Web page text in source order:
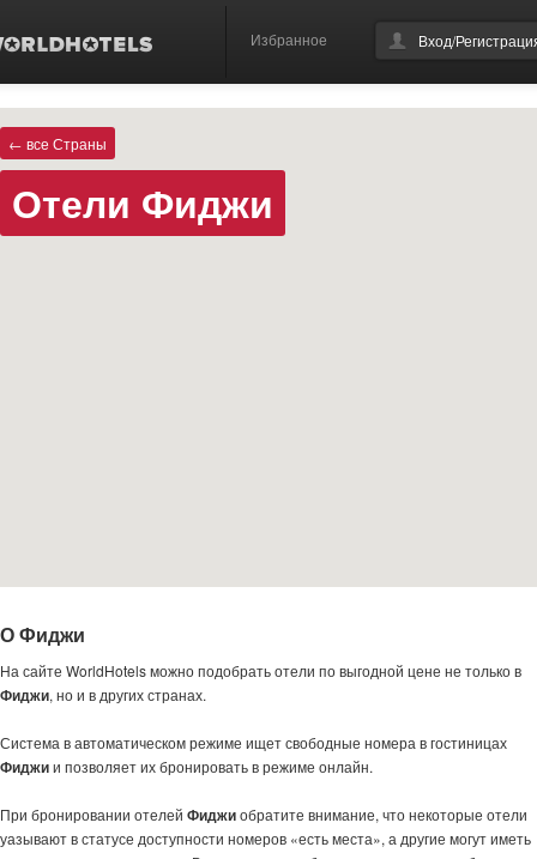
Избранное Вход/
← все Страны
Отели Фиджи
О Фиджи
На сайте WorldHotels можно подобрать отели по выгодной цене не только в
Фиджи, но и в других странах.
Система в автоматическом режиме ищет свободные номера в гостиницах
Фиджии позволяет их бронировать в режиме онлайн.
При бронировании отелей Фиджиобратите внимание, что некоторые отели
уазывают в статусе доступности номеров «есть места», а другие могут иметь